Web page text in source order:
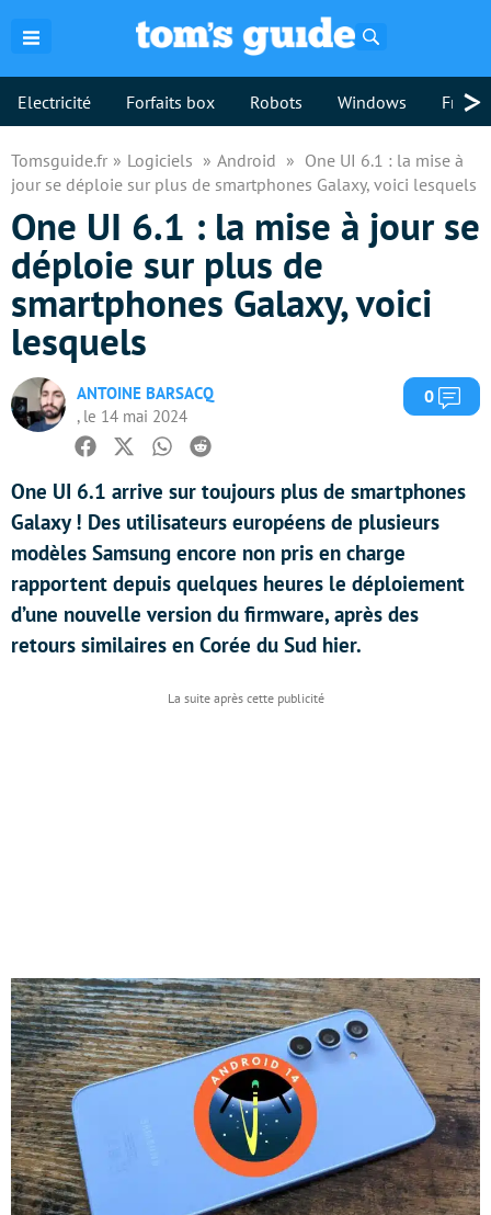
Electricité Forfaits box Robots Windows >
Tomsguide.fr Logiciels Android
One UI 6.1 : la mise à
jour se déploie sur plus de smartphones Galaxy, voici lesquels
One UI 6.1 : la mise à jour se
déploie sur plus de
smartphones Galaxy, voici
lesquels
ANTOINE BARSACQ
, le 14 mai 2024
0
Facebook
TwitterWhatsapp
Reddit
One UI 6.1 arrive sur toujours plus de smartphones
Galaxy ! Des utilisateurs européens de plusieurs
modèles Samsung encore non pris en charge
rapportent depuis quelques heures le déploiement
d’une nouvelle version du firmware, après des
retours similaires en Corée du Sud hier.